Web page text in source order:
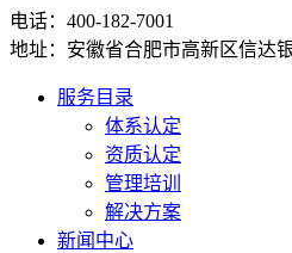
电话：400-182-7001
地址：安徽省合肥市高新区信达
服务目录
体系认定
资质认定
管理培训
解决方案
新闻中心